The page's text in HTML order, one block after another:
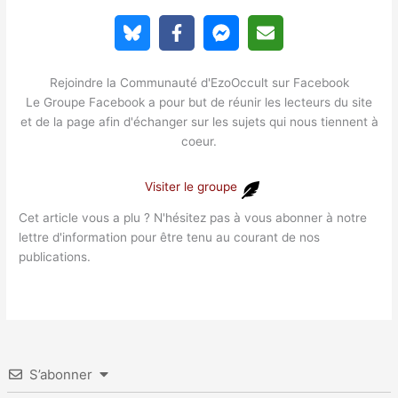
Rejoindre la Communauté d'EzoOccult sur Facebook
Le Groupe Facebook a pour but de réunir les lecteurs du site
et de la page afin d'échanger sur les sujets qui nous tiennent à
coeur.
Visiter le groupe
Cet article vous a plu ? N'hésitez pas à vous abonner à notre
lettre d'information pour être tenu au courant de nos
publications.
S’abonner